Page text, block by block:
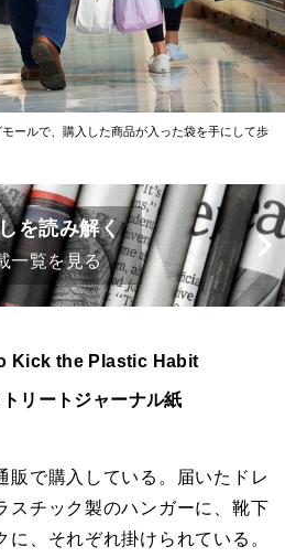
ールで、購入した商品が入った袋を手にして歩
を読み解く
一覧を見る
Kick the Plastic Habit
リートジャーナル紙
販で購入している。届いたドレ
スチック製のハンガーに、靴下
、それぞれ掛けられている。